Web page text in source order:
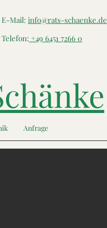
E-Mail: info@rats-schaenke.de
Telefon: +49 6451 7266 0
Anfrage